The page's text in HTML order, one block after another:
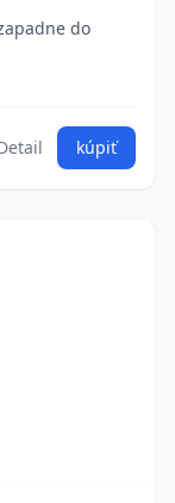
do
kúpiť